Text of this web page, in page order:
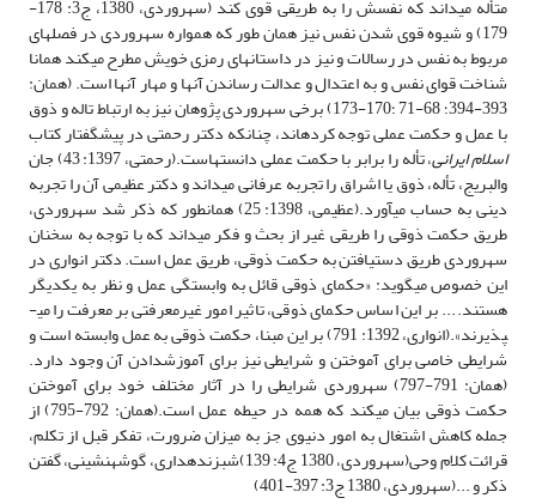
متأله می­داند که نفسش را به طریقی قوی کند (سهروردی، 1380، ج3: 178-
179) و شیوه قوی شدن نفس نیز همان طور که همواره سهروردی در فصل­های
مربوط به نفس در رسالات و نیز در داستان­های رمزی خویش مطرح می­کند همانا
شناخت قوای نفس و به اعتدال و عدالت رساندن آنها و مهار آنها است. (همان:
393-394؛ 68-71 ؛170-173) برخی سهروردی پژوهان نیز به ارتباط تاله و ذوق
با عمل و حکمت عملی توجه کرده­اند، چنانکه دکتر رحمتی در پیشگفتار کتاب
اسلام ایرانی ، تأله را برابر با حکمت عملی دانسته­است.(رحمتی، 1397: 43) جان
والبریج، تأله، ذوق یا اشراق را تجربه عرفانی می­داند و دکتر عظیمی آن را تجربه
دینی به حساب می­آورد.(عظیمی، 1398: 25) همان­طور که ذکر شد سهروردی،
طریق حکمت ذوقی را طریقی غیر از بحث و فکر می­داند که با توجه به سخنان
سهروردی طریق دست­یافتن به حکمت ذوقی، طریق عمل است. دکتر انواری در
این خصوص می­گوید: «حکمای ذوقی قائل به وابستگی عمل و نظر به یکدیگر
هستند.... بر این اساس حکمای ذوقی، تاثیر امور غیرمعرفتی بر معرفت را می­
پذیرند».(انواری، 1392: 791) بر این مبنا، حکمت ذوقی به عمل وابسته است و
شرایطی خاصی برای آموختن و شرایطی نیز برای آموزش­دادن آن وجود دارد.
(همان: 791-797) سهروردی شرایطی را در آثار مختلف خود برای آموختن
حکمت ذوقی بیان می­کند که همه در حیطه عمل است.(همان: 792-795) از
جمله کاهش اشتغال به امور دنیوی جز به میزان ضرورت، تفکر قبل از تکلم،
قرائت کلام وحی(سهروردی، 1380 ج4: 139)شب­زنده­داری، گوشه­نشینی، گفتن
ذکر و ...(سهروردی، 1380 ج3: 397-401)